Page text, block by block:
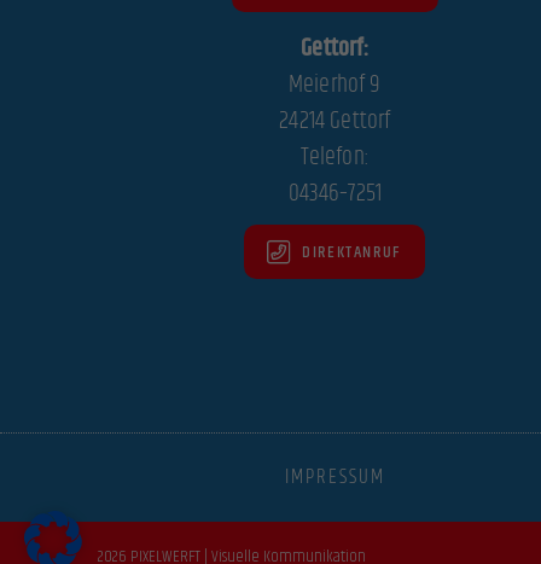
Gettorf:
Meierhof 9
24214 Gettorf
Telefon:
04346–7251
DIREKTANRUF
IMPRESSUM
2026 PIXELWERFT | Visuelle Kommunikation